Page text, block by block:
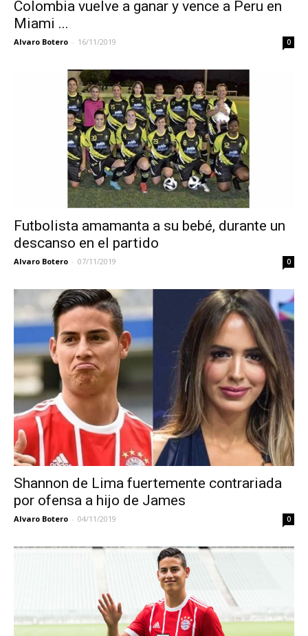
Colombia vuelve a ganar y vence a Peru en
Miami ...
Alvaro Botero - 16/11/2019 0
Futbolista amamanta a su bebé, durante un
descanso en el partido
Alvaro Botero - 07/11/2019 0
Shannon de Lima fuertemente contrariada
por ofensa a hijo de James
Alvaro Botero - 04/11/2019 0